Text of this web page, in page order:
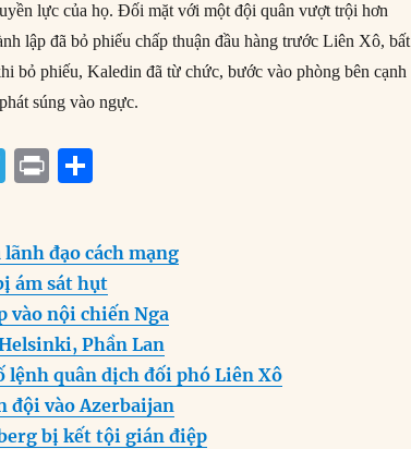
lực của họ. Đối mặt với một đội quân vượt trội hơn
lập đã bỏ phiếu chấp thuận đầu hàng trước Liên Xô, bất
bỏ phiếu, Kaledin đã từ chức, bước vào phòng bên cạnh
súng vào ngực.
T
e
g
r
a
m
P
n
t
a
re
đạo cách mạng
ám sát hụt
vào nội chiến Nga
Phần Lan
quân dịch đối phó Liên Xô
đội vào Azerbaijan
bị kết tội gián điệp